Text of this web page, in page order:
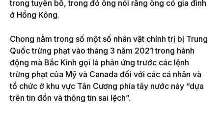
trong tuyên bố, trong đó ông nói rằng ông có gia đình
ở Hồng Kông.
Chong nằm trong số một số nhân vật chính trị bị Trung
Quốc trừng phạt vào tháng 3 năm 2021 trong hành
động mà Bắc Kinh gọi là phản ứng trước các lệnh
trừng phạt của Mỹ và Canada đối với các cá nhân và
tổ chức ở khu vực Tân Cương phía tây nước này “dựa
trên tin đồn và thông tin sai lệch”.